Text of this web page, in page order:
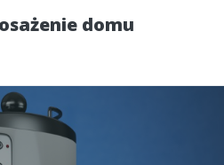
domu